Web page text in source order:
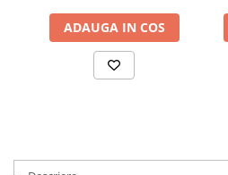
Bucatarie
Mobila bucatarie
ADAUGA IN COS